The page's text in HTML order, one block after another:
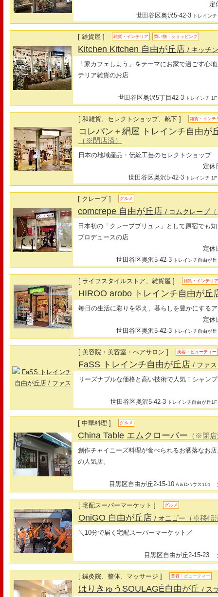
定
世田谷区奥沢5-42-3 トレインチ
[ 雑貨屋 ] 雑貨・インテリア 買い物・ショッピング
Kitchen Kitchen 自由が丘店/ キッチ
「家カフェしよう」をテーマにお家で過ごす心
テリア雑貨のお店
世田谷区奥沢5丁目42-3 トレインチ 1F
[ 和雑貨、セレクトショップ、靴下 ] 雑貨・インテ
コレパン＋絹屋 トレインチ自由が
（※閉店済）
日本の地域産品・伝統工芸のセレクトショップ
定休
世田谷区奥沢5-42-3 トレインチ 1F
[ クレープ ] グルメ
comcrepe 自由が丘店/ コムクレープ
日本初の「クレープブリュレ」として原宿でも
プロデュースの店
定休
世田谷区奥沢5-42-3 トレインチ自由が丘
[ ライフスタイルストア、雑貨屋 ] 雑貨・インテリ
HIROO arobo トレインチ自由が丘
毎日の生活に彩りを添え、暮らしを豊かにする
定休
世田谷区奥沢5-42-3 トレインチ自由が丘
[ 美容院・美容室・ヘアサロン ] 美容・ビューティー
FaSS トレインチ自由が丘店/ ファス
リーズナブルな価格と高い技術で人気！シャン
世田谷区奥沢5-42-3 トレインチ自由が丘1F
[ 中華料理 ] グルメ
China Table エムクローバー （※閉
創作チャイニーズ料理が食べられるお洒落なお
の人気店。
目黒区自由が丘2-15-10 A＆Dハウス101
[ 宅配スーパーマーケット ] グルメ
OniGO 自由が丘店/ オニゴー （※移転
＼10分で届く宅配スーパーマーケット／
目黒区自由が丘2-15-23
[ 鍼灸院、整体、マッサージ ] 美容・ビューティー
はりきゅうSOULAGÉ自由が丘/ ス